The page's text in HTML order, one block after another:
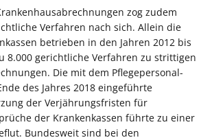
zog zudem
Verfahren nach sich. Allein die
betrieben in den Jahren 2012 bis
8.000 gerichtliche Verfahren zu strittigen
Die mit dem Pflegepersonal-
des Jahres 2018 eingeführte
der Verjährungsfristen für
der Krankenkassen führte zu einer
Bundesweit sind bei den